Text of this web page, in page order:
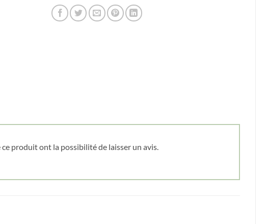
produit ont la possibilité de laisser un avis.